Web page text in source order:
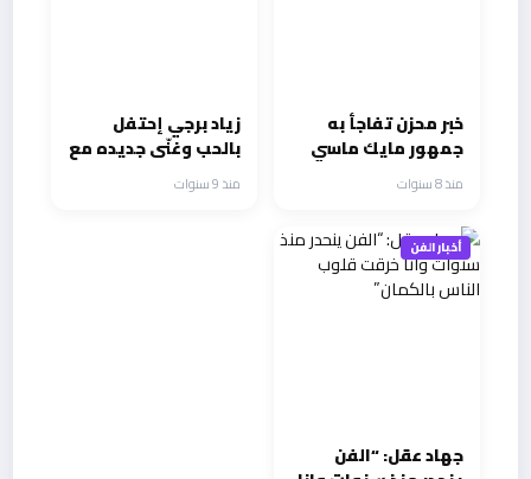
خبر محزن تفاجأ به
جمهور مايك ماسي
منذ 8 سنوات
زياد برجي إحتفل
بالحب وغنّى جديده مع
الجمهورمنذ 9 سنوات
أخبار الفن
جهاد عقل: “الفن